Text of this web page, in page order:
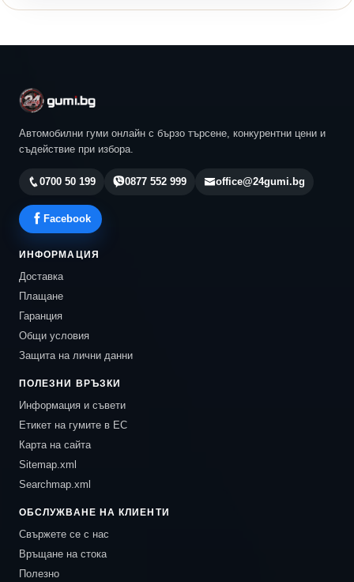
Автомобилни гуми онлайн с бързо търсене, конкурентни цени и
съдействие при избора.
0700 50 199 0877 552 999 office@24gumi.bg
Facebook
ИНФОРМАЦИЯ
Доставка
Плащане
Гаранция
Общи условия
Защита на лични данни
ПОЛЕЗНИ ВРЪЗКИ
Информация и съвети
Етикет на гумите в ЕС
Карта на сайта
Sitemap.xml
Searchmap.xml
ОБСЛУЖВАНЕ НА КЛИЕНТИ
Свържете се с нас
Връщане на стока
Полезно